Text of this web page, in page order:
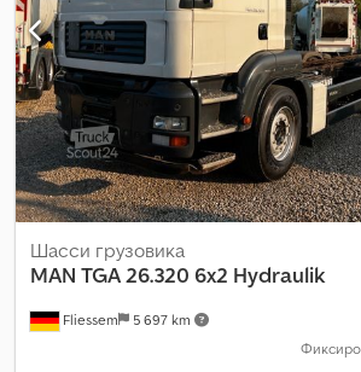
Fliessem 5 697 km
Шасси грузовика
MAN TGA 26.320 6x2 Hydraulik